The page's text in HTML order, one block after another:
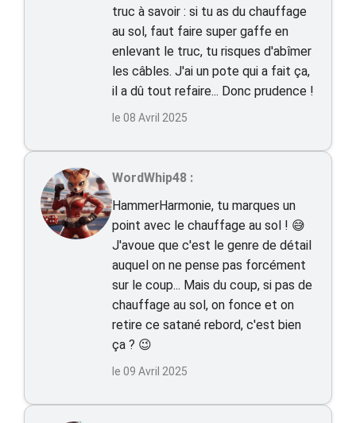
truc à savoir : si tu as du chauffage
au sol, faut faire super gaffe en
enlevant le truc, tu risques d'abîmer
les câbles. J'ai un pote qui a fait ça,
il a dû tout refaire... Donc prudence !
le 08 Avril 2025
WordWhip48 :
HammerHarmonie, tu marques un
point avec le chauffage au sol ! 😅
J'avoue que c'est le genre de détail
auquel on ne pense pas forcément
sur le coup... Mais du coup, si pas de
chauffage au sol, on fonce et on
retire ce satané rebord, c'est bien
ça ? 😉
le 09 Avril 2025